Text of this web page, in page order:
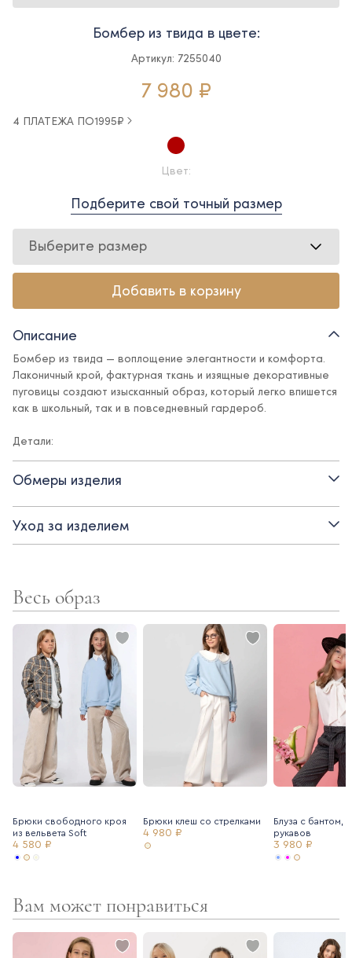
Бомбер из твида в цвете:
Артикул: 7255040
7 980 ₽
4 ПЛАТЕЖА ПО1995₽
Цвет:
Подберите свой точный размер
Выберите размер
Добавить в корзину
Описание
Бомбер из твида — воплощение элегантности и комфорта.
Лаконичный крой, фактурная ткань и изящные декоративные
пуговицы создают изысканный образ, который легко впишется
как в школьный, так и в повседневный гардероб.
Детали:
- застежка на декоративные пуговицы
- прорезные карманы
Обмеры изделия
Уход за изделием
Весь образ
Брюки свободного кроя
из вельвета Soft
4 580 ₽
Брюки клеш со стрелками
4 980 ₽
Блуза с бантом,
рукавов
3 980 ₽
Вам может понравиться